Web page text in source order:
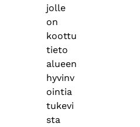
jolle
on
koottu
tieto
alueen
hyvinv
ointia
tukevi
sta